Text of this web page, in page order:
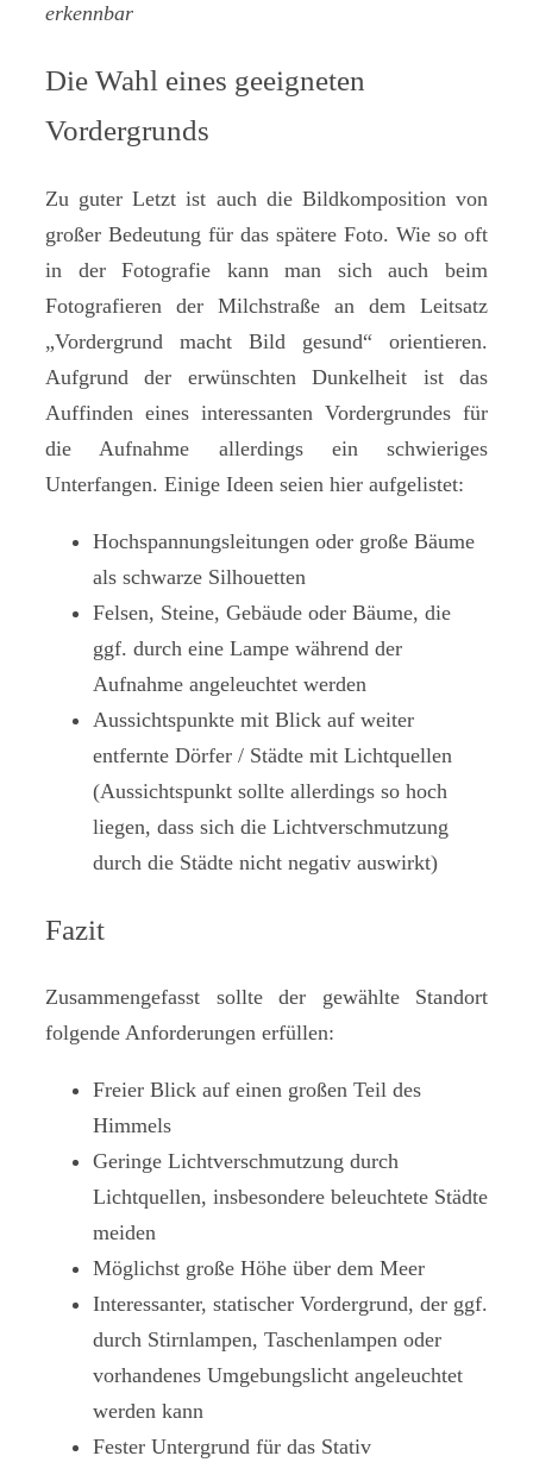
erkennbar
Die Wahl eines geeigneten
Vordergrunds
Zu guter Letzt ist auch die Bildkomposition von
großer Bedeutung für das spätere Foto. Wie so oft
in der Fotografie kann man sich auch beim
Fotografieren der Milchstraße an dem Leitsatz
„Vordergrund macht Bild gesund“ orientieren.
Aufgrund der erwünschten Dunkelheit ist das
Auffinden eines interessanten Vordergrundes für
die Aufnahme allerdings ein schwieriges
Unterfangen. Einige Ideen seien hier aufgelistet:
Hochspannungsleitungen oder große Bäume
als schwarze Silhouetten
Felsen, Steine, Gebäude oder Bäume, die
ggf. durch eine Lampe während der
Aufnahme angeleuchtet werden
Aussichtspunkte mit Blick auf weiter
entfernte Dörfer / Städte mit Lichtquellen
(Aussichtspunkt sollte allerdings so hoch
liegen, dass sich die Lichtverschmutzung
durch die Städte nicht negativ auswirkt)
Fazit
Zusammengefasst sollte der gewählte Standort
folgende Anforderungen erfüllen:
Freier Blick auf einen großen Teil des
Himmels
Geringe Lichtverschmutzung durch
Lichtquellen, insbesondere beleuchtete Städte
meiden
Möglichst große Höhe über dem Meer
Interessanter, statischer Vordergrund, der ggf.
durch Stirnlampen, Taschenlampen oder
vorhandenes Umgebungslicht angeleuchtet
werden kann
Fester Untergrund für das Stativ